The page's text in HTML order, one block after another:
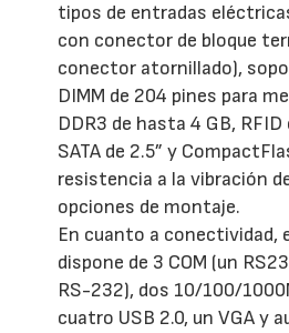
tipos de entradas
con conector de bloque
conector atornillado),
DIMM de 204 pines para
DDR3 de hasta 4 GB,
SATA de 2.5” y
resistencia a la vibración
opciones de montaje.
En cuanto a conectividad,
dispone de 3 COM (un
RS-232), dos 10/100/
cuatro USB 2.0, un VGA y